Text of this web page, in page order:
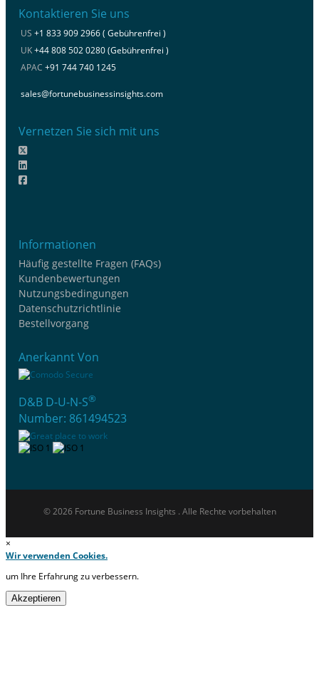
Kontaktieren Sie uns
US +1 833 909 2966 ( Gebührenfrei )
UK+44 808 502 0280 (Gebührenfrei )
APAC +91 744 740 1245
sales@fortunebusinessinsights.com
Vernetzen Sie sich mit uns
Informationen
Häufig gestellte Fragen (FAQs)
Kundenbewertungen
Nutzungsbedingungen
Datenschutzrichtlinie
Bestellvorgang
Anerkannt Von
D&B D-U-N-S®
Number: 861494523
© 2026 Fortune Business Insights . Alle Rechte vorbehalten
×
Wir verwenden Cookies.
um Ihre Erfahrung zu verbessern.
Akzeptieren